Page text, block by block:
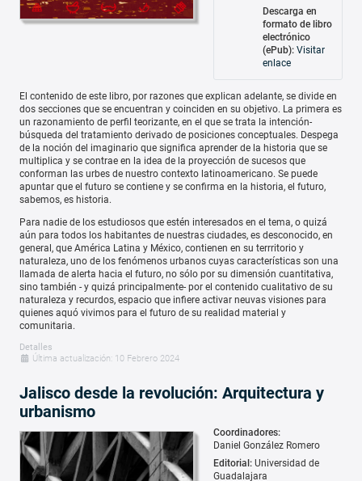
Descarga en
formato de libro
electrónico
(ePub): Visitar
enlace
El contenido de este libro, por razones que explican adelante, se divide en
dos secciones que se encuentran y coinciden en su objetivo. La primera es
un razonamiento de perfil teorizante, en el que se trata la intención-
búsqueda del tratamiento derivado de posiciones conceptuales. Despega
de la noción del imaginario que significa aprender de la historia que se
multiplica y se contrae en la idea de la proyección de sucesos que
conforman las urbes de nuestro contexto latinoamericano. Se puede
apuntar que el futuro se contiene y se confirma en la historia, el futuro,
sabemos, es historia.
Para nadie de los estudiosos que estén interesados en el tema, o quizá
aún para todos los habitantes de nuestras ciudades, es desconocido, en
general, que América Latina y México, contienen en su terrritorio y
naturaleza, uno de los fenómenos urbanos cuyas características son una
llamada de alerta hacia el futuro, no sólo por su dimensión cuantitativa,
sino también - y quizá principalmente- por el contenido cualitativo de su
naturaleza y recurdos, espacio que infiere activar neuvas visiones para
quienes aquó vivimos para el futuro de su realidad material y
comunitaria.
Detalles
Última actualización: 10 Febrero 2024
Jalisco desde la revolución: Arquitectura y
urbanismo
Coordinadores:
Daniel González Romero
Editorial: Universidad de
Guadalajara